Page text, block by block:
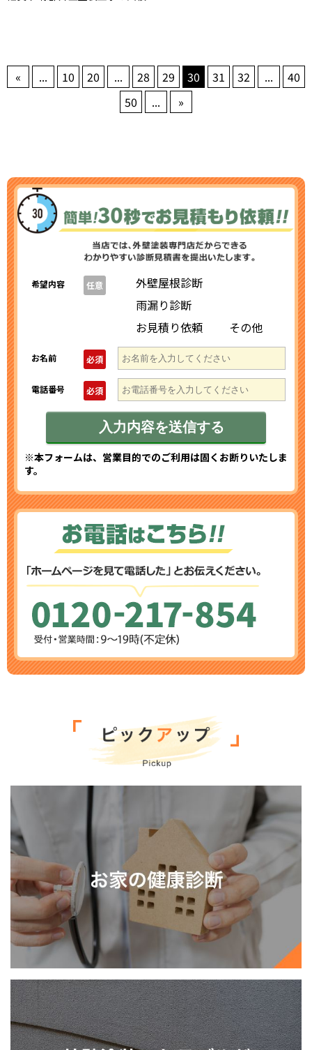
« ... 10 20 ... 28 29 30 31 32 ...
40
50
... »
希望内容 任意
外壁屋根診断
雨漏り診断
お見積り依頼
その他
お名前 必須
電話番号 必須
※本フォームは、営業目的でのご利用は固くお断りいたしま
す。